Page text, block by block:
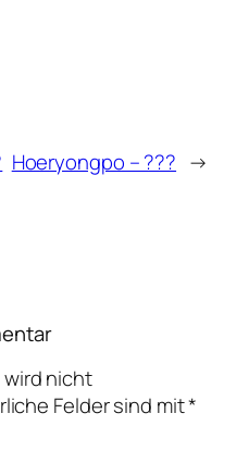
Hoeryongpo – ??? →
wird nicht
Felder sind mit*